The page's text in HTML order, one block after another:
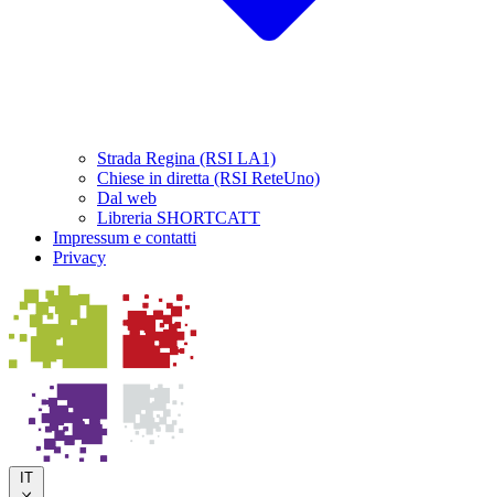
Strada Regina (RSI LA1)
Chiese in diretta (RSI ReteUno)
Dal web
Libreria SHORTCATT
Impressum e contatti
Privacy
IT